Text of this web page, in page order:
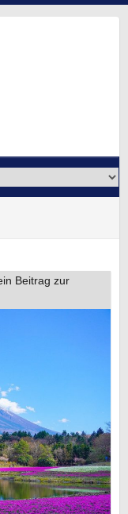
Beitrag zur